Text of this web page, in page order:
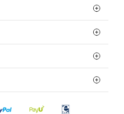
jest z myślą o
doświadczenia i
kwiaty na terenie całej
kwiatów, kwiaty
pogrzeb – wszystko to
by wręczyć komuś